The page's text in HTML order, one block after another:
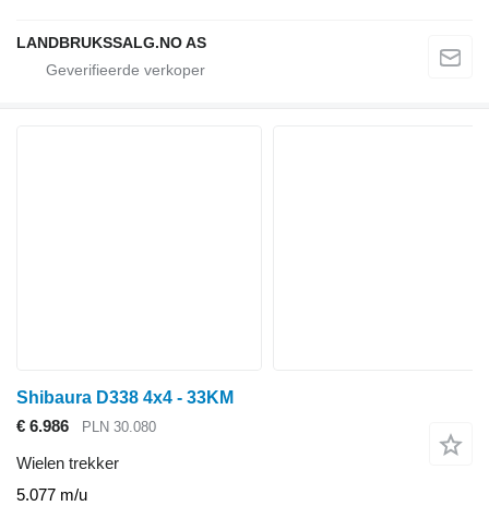
LANDBRUKSSALG.NO AS
Shibaura D338 4x4 - 33KM
€ 6.986
PLN 30.080
Wielen trekker
5.077 m/u